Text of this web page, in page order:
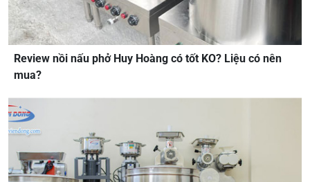
Review nồi nấu phở Huy Hoàng có tốt KO? Liệu có nên
mua?